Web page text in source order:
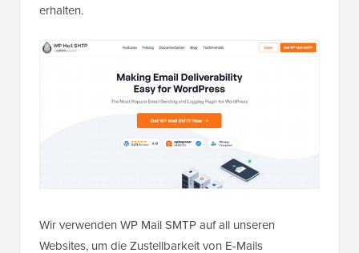
erhalten.
Wir verwenden WP Mail SMTP auf all unseren
Websites, um die Zustellbarkeit von E-Mails